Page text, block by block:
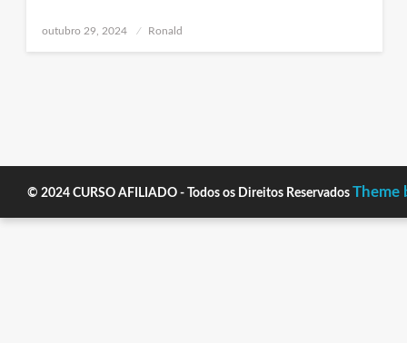
Posted
outubro 29, 2024 Ronald
© 2024 CURSO AFILIADO - Todos os Direitos Reservados Theme